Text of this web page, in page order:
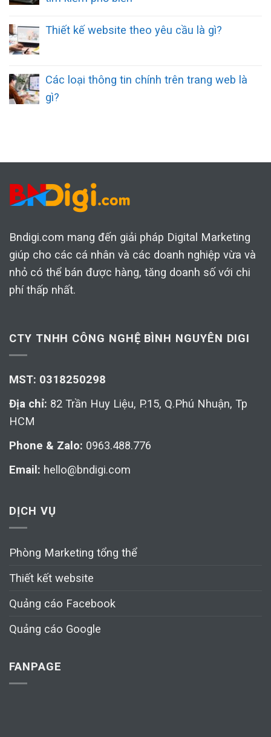
Thiết kế website theo yêu cầu là gì?
Các loại thông tin chính trên trang web là
gì?
Bndigi.com mang đến giải pháp Digital Marketing
giúp cho các cá nhân và các doanh nghiệp vừa và
nhỏ có thể bán được hàng, tăng doanh số với chi
phí thấp nhất.
CTY TNHH CÔNG NGHỆ BÌNH NGUYÊN DIGI
MST: 0318250298
Địa chỉ: 82 Trần Huy Liệu, P.15, Q.Phú Nhuận, Tp
HCM
Phone & Zalo: 0963.488.776
Email: hello@bndigi.com
DỊCH VỤ
Phòng Marketing tổng thể
Thiết kết website
Quảng cáo Facebook
Quảng cáo Google
FANPAGE